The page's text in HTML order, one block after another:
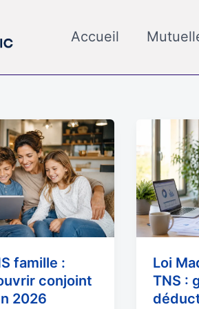
Accueil
famille :
conjoint
2026
Loi
TNS :
Madelin
et
mutuelle
TNS
:
guide
la